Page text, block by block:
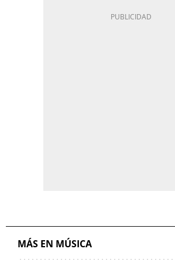
MÁS EN MÚSICA